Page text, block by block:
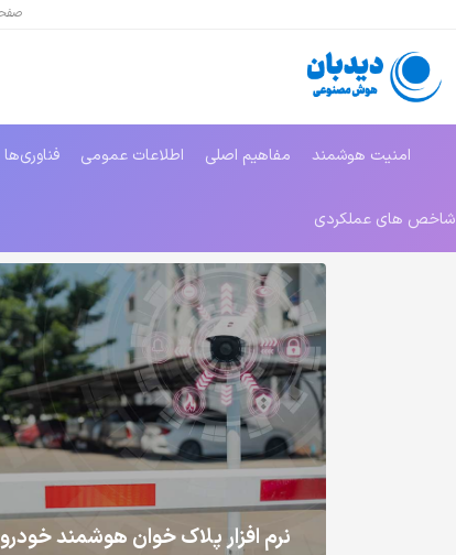
امنیت هوشمند مفاهیم اصلی اطلاعات عمومی فناوری‌ها
شاخص های عملکردی
محصولات مرتبط
نرم افزار پلاک خوان هوشمند